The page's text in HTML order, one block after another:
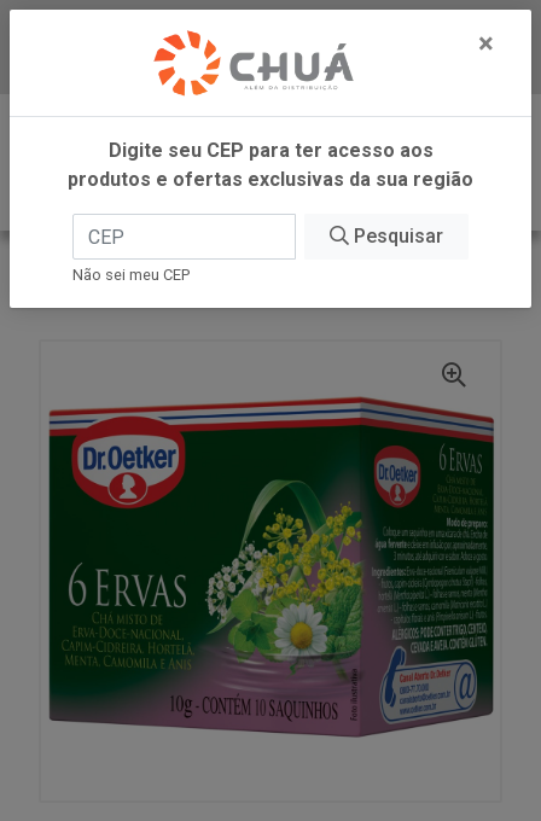
Baixe já nosso APP
0
INÍCIO
DR OETKER BRASIL
×
Digite seu CEP para ter acesso aos
produtos e ofertas exclusivas da sua região
Pesquisar
Não sei meu CEP